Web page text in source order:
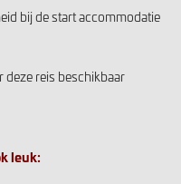
bij de start accommodatie
deze reis beschikbaar
leuk: